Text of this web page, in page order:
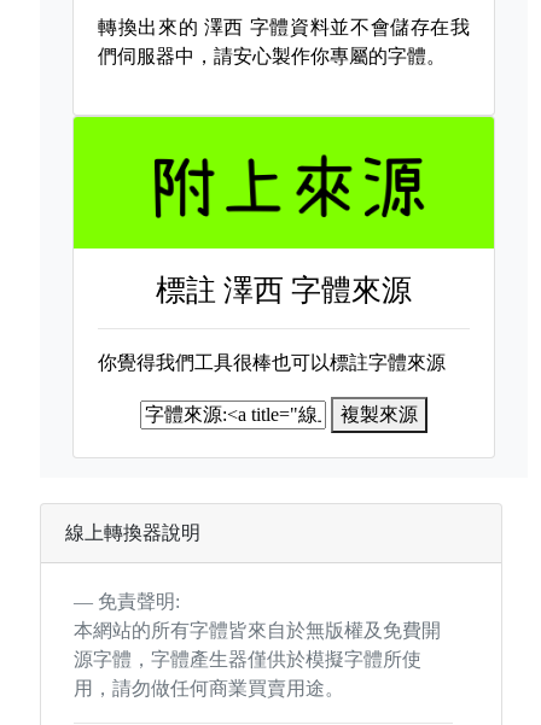
轉換出來的 澤西 字體資料並不會儲存在我
們伺服器中，請安心製作你專屬的字體。
標註澤西 字體來源
你覺得我們工具很棒也可以標註字體來源
複製來源
線上轉換器說明
免責聲明:
本網站的所有字體皆來自於無版權及免費開
源字體，字體產生器僅供於模擬字體所使
用，請勿做任何商業買賣用途。